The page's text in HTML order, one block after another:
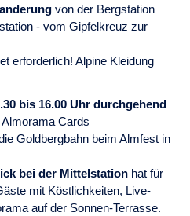
von der Bergstation
- vom Gipfelkreuz zur
erforderlich! Alpine Kleidung
bis 16.00 Uhr durchgehend
Cards
Goldbergbahn beim Almfest in
bei der Mittelstation hat für
mit Köstlichkeiten, Live-
auf der Sonnen-Terrasse.